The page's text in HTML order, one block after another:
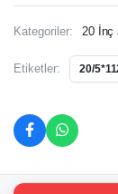
Kategoriler: 20 İnç
Etiketler: 20/